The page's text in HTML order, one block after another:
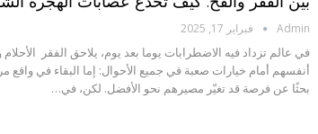
Admin فبراير 17, 2025
في عالم تزداد فيه الاضطرابات يوما بعد يوم، يلاحق الفقر
أنفسهم أمام خيارات صعبة في جميع الأحوال: إما البقاء في واقع
بحثًا عن فرصة قد تغيّر مصيرهم نحو الأفضل. لكن، في…